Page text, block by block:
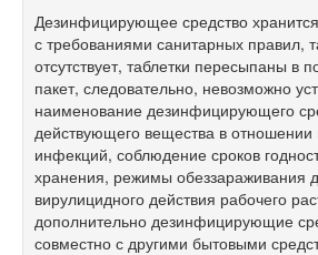
Дезинфицирующее средство хранится
с требованиями санитарных правил,
отсутствует, таблетки пересыпаны в
пакет, следовательно, невозможно
наименование дезинфицирующего
действующего вещества в отношении
инфекций, соблюдение сроков
хранения, режимы обеззараживания
вирулицидного действия рабочего
дополнительно дезинфицирующие
совместно с другими бытовыми